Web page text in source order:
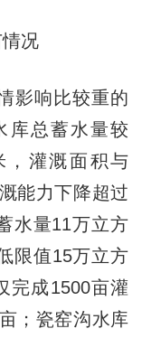
况
响比较重的
库总蓄水量较
，灌溉面积与
能力下降超过
水量11万立方
限值15万立方
完成1500亩灌
；瓷窑沟水库